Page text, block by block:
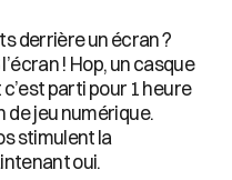
derrière un écran ?
! Hop, un casque
parti pour 1 heure
de jeu numérique.
stimulent la
oui.